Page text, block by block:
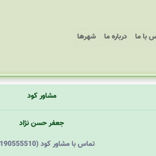
با ما درباره ما شهرها
مشاور کود
جعفر حسن نژاد
(09190555510) تماس با مشاور کود